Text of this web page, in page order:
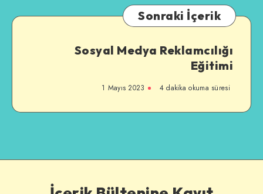
Sonraki İçerik
Sosyal Medya Reklamcılığı
Eğitimi
1 Mayıs 2023 4 dakika okuma süresi